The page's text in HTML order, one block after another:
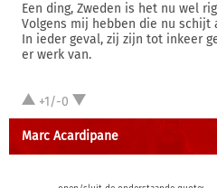
Een ding, Zweden is het nu wel
Volgens mij hebben die nu schijt
In ieder geval, zij zijn tot inkeer
er werk van.
+1/-0
Marc Acardipane